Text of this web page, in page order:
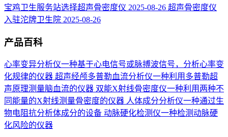
宝鸡卫生服务站选择超声骨密度仪 2025-08-26 超声骨密度仪
入驻沱牌卫生院 2025-08-26
产品百科
心率变异分析仪一种基于心电信号或脉搏波信号，分析心率变
化规律的仪器 超声经颅多普勒血流分析仪一种利用多普勒超
声原理测量脑血流的仪器 双能X射线骨密度仪一种利用两种不
同能量的X射线测量骨密度的仪器 人体成分分析仪一种通过生
物电阻抗分析体成分的设备 动脉硬化检测仪一种检测动脉硬
化风险的仪器